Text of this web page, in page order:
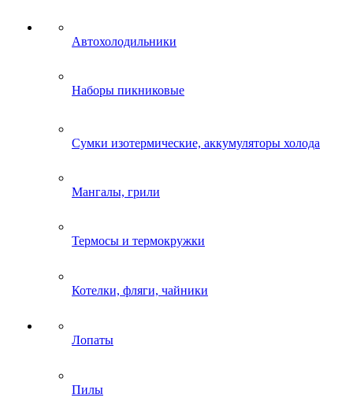
Автохолодильники
Наборы пикниковые
Сумки изотермические, аккумуляторы холода
Мангалы, грили
Термосы и термокружки
Котелки, фляги, чайники
Лопаты
Пилы